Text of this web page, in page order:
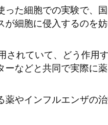
た細胞での実験で、
細胞に侵入するのを
されていて、どう作用
などと共同で実際に
やインフルエンザの